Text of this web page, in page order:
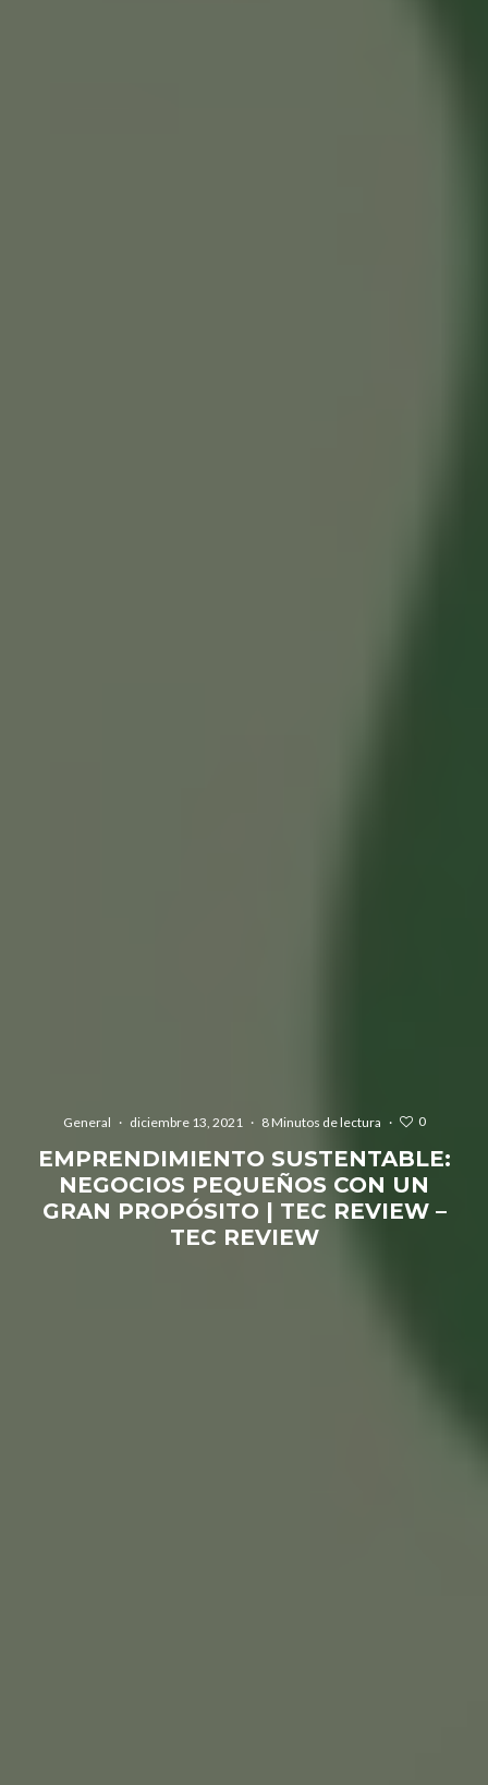
General · diciembre 13, 2021 · 8 Minutos de lectura · 0
EMPRENDIMIENTO SUSTENTABLE:
NEGOCIOS PEQUEÑOS CON UN
GRAN PROPÓSITO | TEC REVIEW –
TEC REVIEW